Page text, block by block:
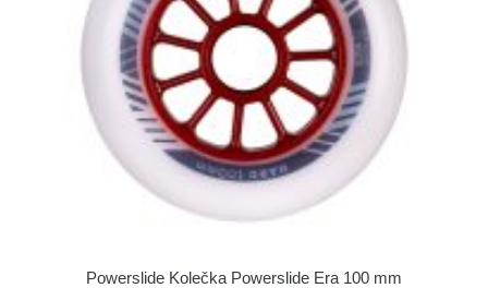
Powerslide Kolečka Powerslide Era 100 mm